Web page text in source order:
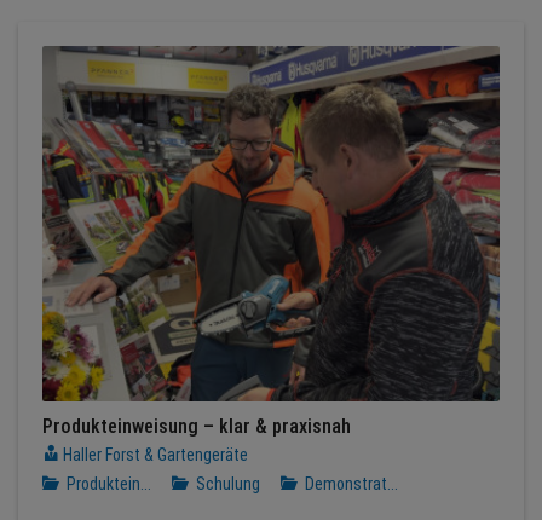
Produkteinweisung – klar & praxisnah
Haller Forst & Gartengeräte
Produktein...
Schulung Demonstrat...